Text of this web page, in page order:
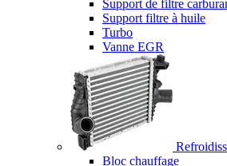
Support de filtre
Support filtre à huile
Turbo
Vanne EGR
Bloc chauffage